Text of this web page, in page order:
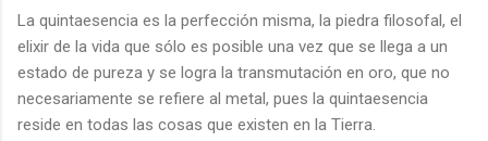
La quintaesencia es la perfección misma, la piedra filosofal, el
elixir de la vida que sólo es posible una vez que se llega a un
estado de pureza y se logra la transmutación en oro, que no
necesariamente se refiere al metal, pues la quintaesencia
reside en todas las cosas que existen en la Tierra.